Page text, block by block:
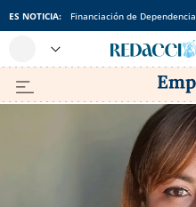
ES NOTICIA: Financiación de Dependencia